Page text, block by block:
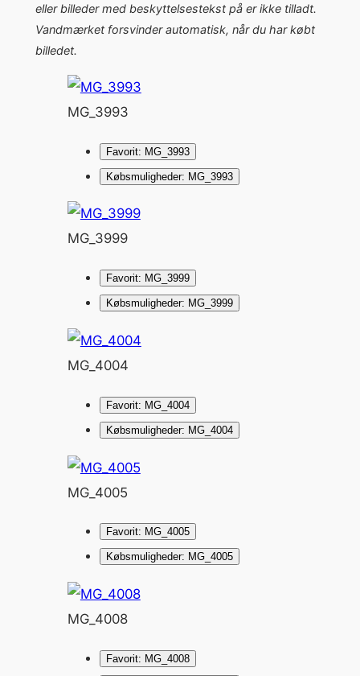
eller billeder med beskyttelsestekst på er ikke tilladt.
Vandmærket forsvinder automatisk, når du har købt
billedet.
MG_3993
Favorit: MG_3993
Købsmuligheder: MG_3993
MG_3999
Favorit: MG_3999
Købsmuligheder: MG_3999
MG_4004
Favorit: MG_4004
Købsmuligheder: MG_4004
MG_4005
Favorit: MG_4005
Købsmuligheder: MG_4005
MG_4008
Favorit: MG_4008